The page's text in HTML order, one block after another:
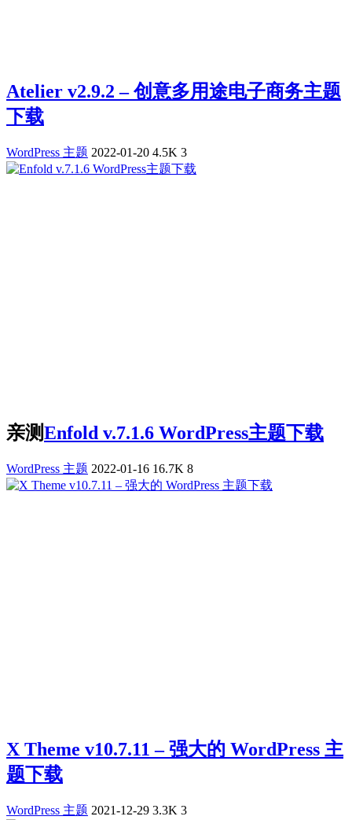
Atelier v2.9.2 – 创意多用途电子商务主题
下载
WordPress 主题 2022-01-20 4.5K 3
亲测Enfold v.7.1.6 WordPress主题下载
WordPress 主题 2022-01-16 16.7K 8
X Theme v10.7.11 – 强大的 WordPress 主
题下载
WordPress 主题 2021-12-29 3.3K 3